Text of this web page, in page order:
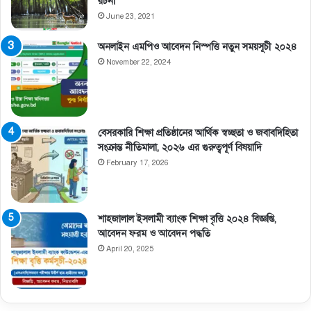
June 23, 2021
অনলাইন এমপিও আবেদন নিস্পত্তি নতুন সময়সূচী ২০২৪
November 22, 2024
বেসরকারি শিক্ষা প্রতিষ্ঠানের আর্থিক স্বচ্ছতা ও জবাবদিহিতা
সংক্রান্ত নীতিমালা, ২০২৬ এর গুরুত্বপূর্ণ বিষয়াদি
February 17, 2026
শাহজালাল ইসলামী ব্যাংক শিক্ষা বৃত্তি ২০২৪ বিজ্ঞপ্তি,
আবেদন ফরম ও আবেদন পদ্ধতি
April 20, 2025